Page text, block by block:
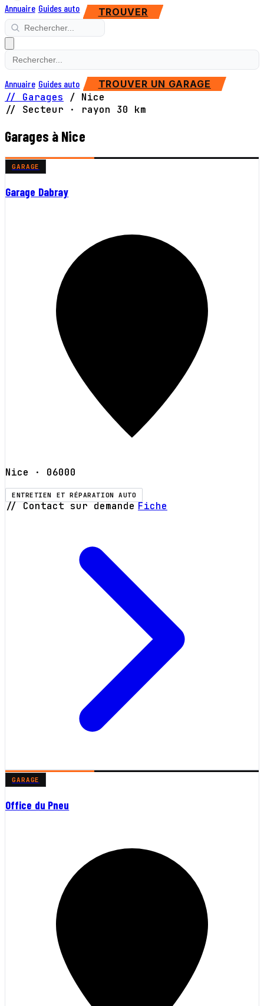
Annuaire Guides auto TROUVER
Annuaire Guides auto TROUVER UN GARAGE
// Garages / Nice
// Secteur · rayon 30 km
Garages à Nice
GARAGE
Garage Dabray
Nice · 06000
ENTRETIEN ET RÉPARATION AUTO
// Contact sur demande Fiche
GARAGE
Office du Pneu